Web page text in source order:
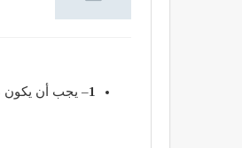
1– يجب أن يكون